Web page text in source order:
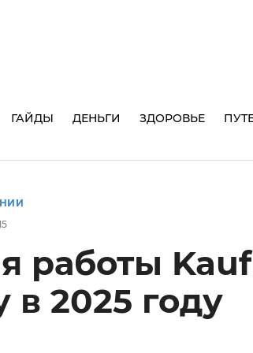
ГАЙДЫ ДЕНЬГИ ЗДОРОВЬЕ
работы
в 2025 году